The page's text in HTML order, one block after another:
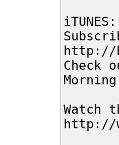
http://
Check
Watch
http://